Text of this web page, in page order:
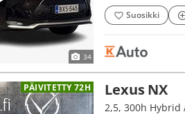
34
Suosikki
PÄIVITETTY 72H Lexus NX